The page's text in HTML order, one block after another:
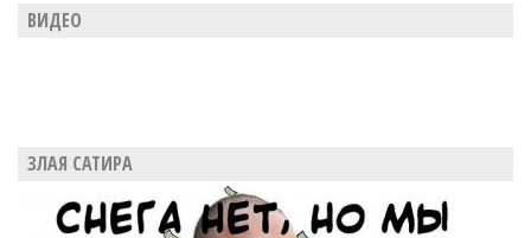
ВИДЕО
ЗЛАЯ САТИРА